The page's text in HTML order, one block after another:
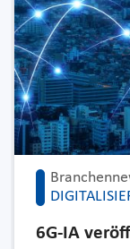
6G-IA